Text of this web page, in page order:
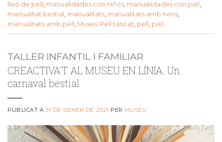
lleó de pell , manualidades con niños, manualidades con piel ,
manualitat bestial , manualitats, manualitats amb nens,
manualitats amb pell , Museu Pell tancat, pell , piel
TALLER INFANTIL I FAMILIAR
CREACTIVA’T AL MUSEU EN LÍNIA. Un
carnaval bestial
PUBLICAT A31 DE GENER DE 2021 PER MUSEU